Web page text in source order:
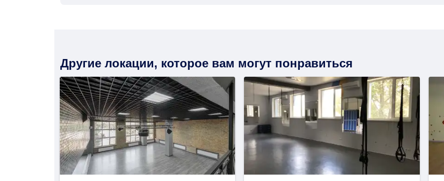
Другие локации, которое вам могут понравиться